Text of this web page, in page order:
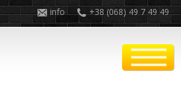
+38 (068) 49 7 49 49
info